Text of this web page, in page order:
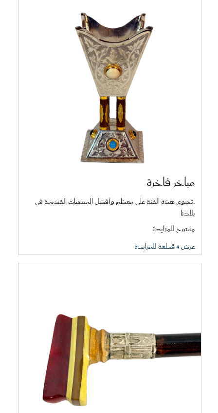
مباخر فاخرة
.تحتوي هذه الفئة على معظم وأفضل المنتخبات القديمة في
بلادنا
مفتوح للمزايدة
عرض 4 قطعة للمزايدة